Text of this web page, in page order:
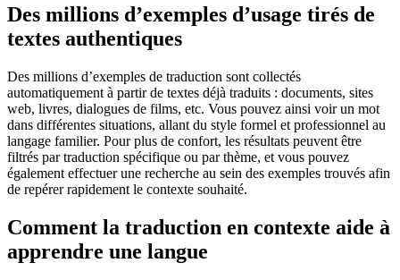
Des millions d’exemples d’usage tirés de
textes authentiques
Des millions d’exemples de traduction sont collectés
automatiquement à partir de textes déjà traduits : documents, sites
web, livres, dialogues de films, etc. Vous pouvez ainsi voir un mot
dans différentes situations, allant du style formel et professionnel au
langage familier. Pour plus de confort, les résultats peuvent être
filtrés par traduction spécifique ou par thème, et vous pouvez
également effectuer une recherche au sein des exemples trouvés afin
de repérer rapidement le contexte souhaité.
Comment la traduction en contexte aide à
apprendre une langue